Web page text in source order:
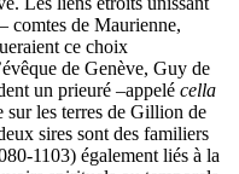
comtes de Maurienne,
ce choix
de Genève, Guy de
un prieuré –appelé cella
sur les terres de Gillion de
sires sont des familiers
1103) également liés à la